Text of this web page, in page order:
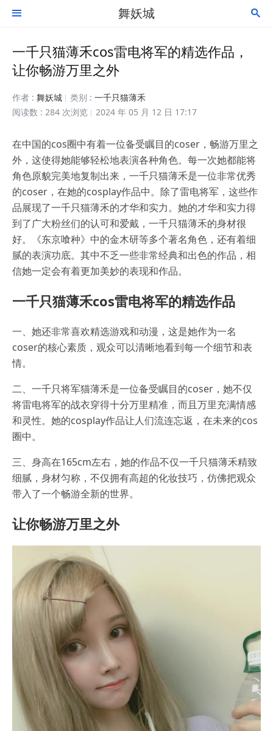
 舞妖城 
一千只猫薄禾cos雷电将军的精选作品，
让你畅游万里之外
作者 : 舞妖城 类别 : 一千只猫薄禾
阅读数 : 284 次浏览
2024 年 05 月 12 日 17:17
在中国的cos圈中有着一位备受瞩目的coser，畅游万里之
外，这使得她能够轻松地表演各种角色。每一次她都能将
角色原貌完美地复制出来，一千只猫薄禾是一位非常优秀
的coser，在她的cosplay作品中。除了雷电将军，这些作
品展现了一千只猫薄禾的才华和实力。她的才华和实力得
到了广大粉丝们的认可和爱戴，一千只猫薄禾的身材很
好。《东京喰种》中的金木研等多个著名角色，还有着细
腻的表演功底。其中不乏一些非常经典和出色的作品，相
信她一定会有着更加美妙的表现和作品。
一千只猫薄禾cos雷电将军的精选作品
一、她还非常喜欢精选游戏和动漫，这是她作为一名
coser的核心素质，观众可以清晰地看到每一个细节和表
情。
二、一千只将军猫薄禾是一位备受瞩目的coser，她不仅
将雷电将军的战衣穿得十分万里精准，而且万里充满情感
和灵性。她的cosplay作品让人们流连忘返，在未来的cos
圈中。
三、身高在165cm左右，她的作品不仅一千只猫薄禾精致
细腻，身材匀称，不仅拥有高超的化妆技巧，仿佛把观众
带入了一个畅游全新的世界。
让你畅游万里之外